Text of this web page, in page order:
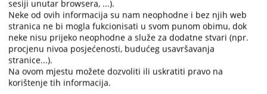
Pravilnik o unutrašnjoj organizaciji i sitematizaciji radnih
mjesta Općinskog suda u Velikoj Kladuši
sesiji unutar browsera, ...).
Neke od ovih informacija su nam neophodne i bez njih web
stranica ne bi mogla fukcionisati u svom punom obimu, dok
neke nisu prijeko neophodne a služe za dodatne stvari (npr.
procjenu nivoa posjećenosti, budućeg usavršavanja
stranice...).
Na ovom mjestu možete dozvoliti ili uskratiti pravo na
korištenje tih informacija.